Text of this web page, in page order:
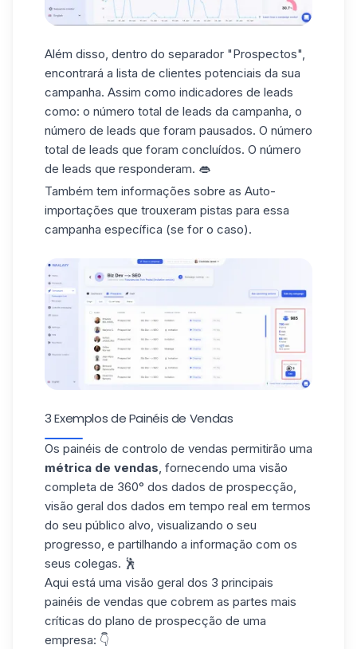
Além disso, dentro do separador "Prospectos",
encontrará a lista de clientes potenciais da sua
campanha. Assim como indicadores de leads
como: o número total de leads da campanha, o
número de leads que foram pausados. O número
total de leads que foram concluídos. O número
de leads que responderam. 👄
Também tem informações sobre as Auto-
importações que trouxeram pistas para essa
campanha específica (se for o caso).
3 Exemplos de Painéis de Vendas
Os painéis de controlo de vendas permitirão uma
métrica de vendas, fornecendo uma visão
completa de 360° dos dados de prospecção,
visão geral dos dados em tempo real em termos
do seu público alvo, visualizando o seu
progresso, e partilhando a informação com os
seus colegas. 🕺
Aqui está uma visão geral dos 3 principais
painéis de vendas que cobrem as partes mais
críticas do plano de prospecção de uma
empresa: 👇